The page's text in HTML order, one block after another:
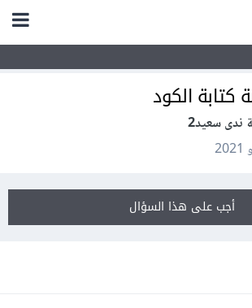
كتابة الكود
ندى سعيد2
أجب على هذا السؤال